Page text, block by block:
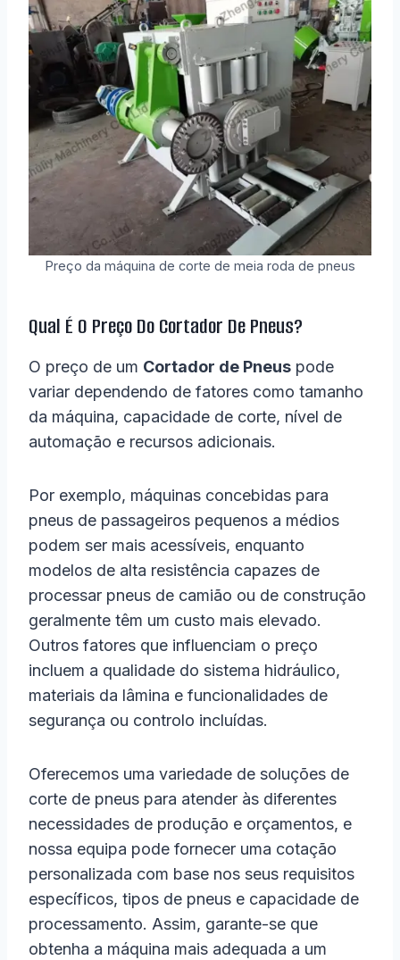
Preço da máquina de corte de meia roda de pneus
Qual É O Preço Do Cortador De Pneus?
O preço de um Cortador de Pneus pode
variar dependendo de fatores como tamanho
da máquina, capacidade de corte, nível de
automação e recursos adicionais.
Por exemplo, máquinas concebidas para
pneus de passageiros pequenos a médios
podem ser mais acessíveis, enquanto
modelos de alta resistência capazes de
processar pneus de camião ou de construção
geralmente têm um custo mais elevado.
Outros fatores que influenciam o preço
incluem a qualidade do sistema hidráulico,
materiais da lâmina e funcionalidades de
segurança ou controlo incluídas.
Oferecemos uma variedade de soluções de
corte de pneus para atender às diferentes
necessidades de produção e orçamentos, e
nossa equipa pode fornecer uma cotação
personalizada com base nos seus requisitos
específicos, tipos de pneus e capacidade de
processamento. Assim, garante-se que
obtenha a máquina mais adequada a um